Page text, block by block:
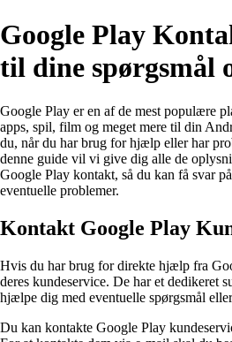
Google Play
til dine spørgsmål
Google Play er en af de mest populære
apps, spil, film og meget mere til din
du, når du har brug for hjælp eller har
denne guide vil vi give dig alle de
Google Play kontakt, så du kan få svar
eventuelle problemer.
Kontakt Google Play
Hvis du har brug for direkte hjælp fra
deres kundeservice. De har et dedikeret
hjælpe dig med eventuelle spørgsmål
Du kan kontakte Google Play